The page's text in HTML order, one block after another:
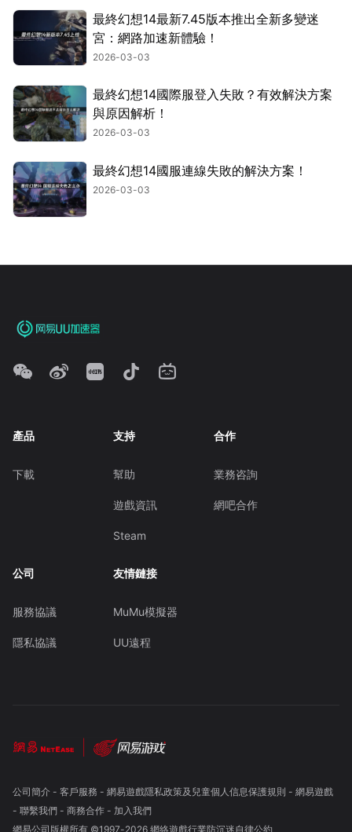
最終幻想14最新7.45版本推出全新多變迷
宮：網路加速新體驗！
2026-03-03
最終幻想14國際服登入失敗？有效解決方案
與原因解析！
2026-03-03
最終幻想14國服連線失敗的解決方案！
2026-03-03
產品
下載
支持
幫助
遊戲資訊
Steam
合作
業務咨詢
網吧合作
公司
服務協議
隱私協議
友情鏈接
MuMu模擬器
UU遠程
公司簡介- 客戶服務 - 網易遊戲隱私政策及兒童個人信息保護規則 - 網易遊戲
- 聯繫我們- 商務合作- 加入我們
網易公司版權所有 ©1997-2026 網絡遊戲行業防沉迷自律公約